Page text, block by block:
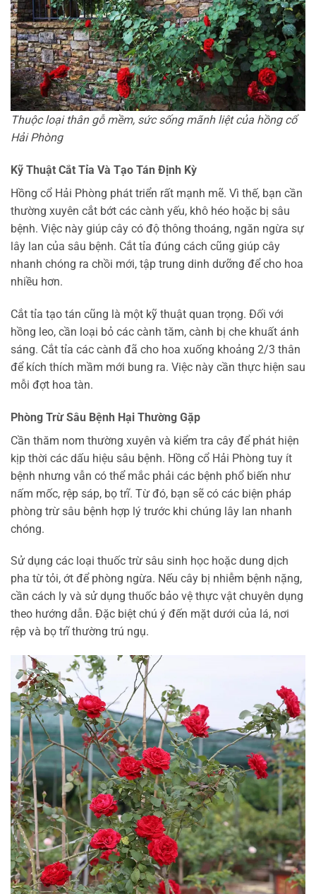
Thuộc loại thân gỗ mềm, sức sống mãnh liệt của hồng cổ
Hải Phòng
Kỹ Thuật Cắt Tỉa Và Tạo Tán Định Kỳ
Hồng cổ Hải Phòng phát triển rất mạnh mẽ. Vì thế, bạn cần
thường xuyên cắt bớt các cành yếu, khô héo hoặc bị sâu
bệnh. Việc này giúp cây có độ thông thoáng, ngăn ngừa sự
lây lan của sâu bệnh. Cắt tỉa đúng cách cũng giúp cây
nhanh chóng ra chồi mới, tập trung dinh dưỡng để cho hoa
nhiều hơn.
Cắt tỉa tạo tán cũng là một kỹ thuật quan trọng. Đối với
hồng leo, cần loại bỏ các cành tăm, cành bị che khuất ánh
sáng. Cắt tỉa các cành đã cho hoa xuống khoảng 2/3 thân
để kích thích mầm mới bung ra. Việc này cần thực hiện sau
mỗi đợt hoa tàn.
Phòng Trừ Sâu Bệnh Hại Thường Gặp
Cần thăm nom thường xuyên và kiểm tra cây để phát hiện
kịp thời các dấu hiệu sâu bệnh. Hồng cổ Hải Phòng tuy ít
bệnh nhưng vẫn có thể mắc phải các bệnh phổ biến như
nấm mốc, rệp sáp, bọ trĩ. Từ đó, bạn sẽ có các biện pháp
phòng trừ sâu bệnh hợp lý trước khi chúng lây lan nhanh
chóng.
Sử dụng các loại thuốc trừ sâu sinh học hoặc dung dịch
pha từ tỏi, ớt để phòng ngừa. Nếu cây bị nhiễm bệnh nặng,
cần cách ly và sử dụng thuốc bảo vệ thực vật chuyên dụng
theo hướng dẫn. Đặc biệt chú ý đến mặt dưới của lá, nơi
rệp và bọ trĩ thường trú ngụ.